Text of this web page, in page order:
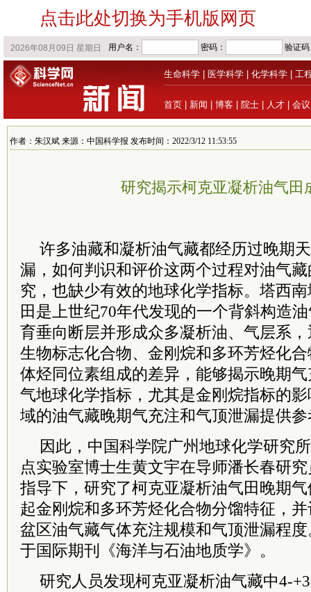
点击此处切换为手机版网页
生命科学 医学科学 化学科学 工
首页 新闻 博客 院士 人才 会议
作者：朱汉斌 来源：中国科学报 发布时间：2022/3/12 11:53:55
研究揭示柯克亚凝析油气田
许多油藏和凝析油气藏都经历过晚期
漏，如何判识和评价这两个过程对油气
究，也缺少有效的地球化学指标。塔西
田是上世纪70年代发现的一个背斜构造
育垂向断层并形成众多凝析油、气层系
生物标志化合物、金刚烷和多环芳烃化
体烃同位素组成的差异，能够揭示晚期
气地球化学指标，尤其是金刚烷指标的
域的油气藏晚期气充注和气顶泄漏提供
因此，中国科学院广州地球化学研究
点实验室博士生黄文宇在导师潘长春研
指导下，研究了柯克亚凝析油气田晚期
起金刚烷和多环芳烃化合物分馏特征，
盆区油气藏气体充注规模和气顶泄漏程
于国际期刊《海洋与石油地质学》。
研究人员发现柯克亚凝析油气藏中4-